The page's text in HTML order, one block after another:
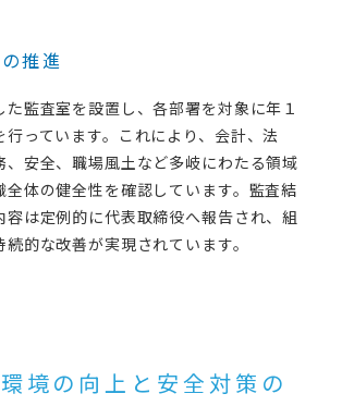
推進
た監査室を設置し、各部署を対象に年１
っています。これにより、会計、法
、安全、職場風土など多岐にわたる領域
全体の健全性を確認しています。監査結
容は定例的に代表取締役へ報告され、組
的な改善が実現されています。
境の向上と安全対策の